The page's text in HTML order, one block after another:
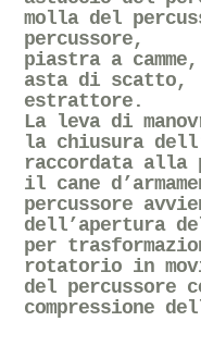
molla del
percussore,
piastra a camme,
asta di scatto,
estrattore.
La leva di
la chiusura
raccordata alla
il cane
percussore
dell’apertura
per
rotatorio in
del percussore
compressione